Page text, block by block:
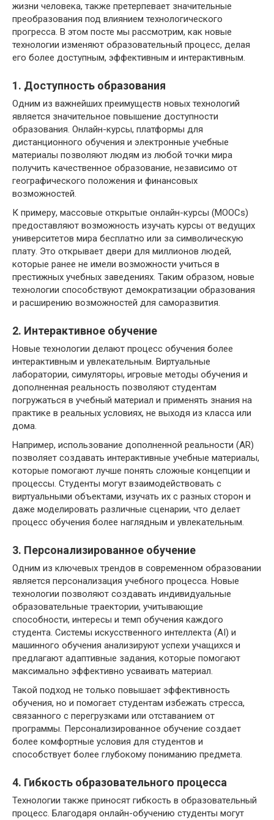
жизни человека, также претерпевает значительные
преобразования под влиянием технологического
прогресса. В этом посте мы рассмотрим, как новые
технологии изменяют образовательный процесс, делая
его более доступным, эффективным и интерактивным.
1. Доступность образования
Одним из важнейших преимуществ новых технологий
является значительное повышение доступности
образования. Онлайн-курсы, платформы для
дистанционного обучения и электронные учебные
материалы позволяют людям из любой точки мира
получить качественное образование, независимо от
географического положения и финансовых
возможностей.
К примеру, массовые открытые онлайн-курсы (MOOCs)
предоставляют возможность изучать курсы от ведущих
университетов мира бесплатно или за символическую
плату. Это открывает двери для миллионов людей,
которые ранее не имели возможности учиться в
престижных учебных заведениях. Таким образом, новые
технологии способствуют демократизации образования
и расширению возможностей для саморазвития.
2. Интерактивное обучение
Новые технологии делают процесс обучения более
интерактивным и увлекательным. Виртуальные
лаборатории, симуляторы, игровые методы обучения и
дополненная реальность позволяют студентам
погружаться в учебный материал и применять знания на
практике в реальных условиях, не выходя из класса или
дома.
Например, использование дополненной реальности (AR)
позволяет создавать интерактивные учебные материалы,
которые помогают лучше понять сложные концепции и
процессы. Студенты могут взаимодействовать с
виртуальными объектами, изучать их с разных сторон и
даже моделировать различные сценарии, что делает
процесс обучения более наглядным и увлекательным.
3. Персонализированное обучение
Одним из ключевых трендов в современном образовании
является персонализация учебного процесса. Новые
технологии позволяют создавать индивидуальные
образовательные траектории, учитывающие
способности, интересы и темп обучения каждого
студента. Системы искусственного интеллекта (AI) и
машинного обучения анализируют успехи учащихся и
предлагают адаптивные задания, которые помогают
максимально эффективно усваивать материал.
Такой подход не только повышает эффективность
обучения, но и помогает студентам избежать стресса,
связанного с перегрузками или отставанием от
программы. Персонализированное обучение создает
более комфортные условия для студентов и
способствует более глубокому пониманию предмета.
4. Гибкость образовательного процесса
Технологии также приносят гибкость в образовательный
процесс. Благодаря онлайн-обучению студенты могут